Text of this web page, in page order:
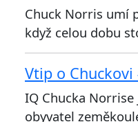
Chuck Norris umí
když celou dobu
Vtip o Chuckovi
IQ Chucka
obyvatel